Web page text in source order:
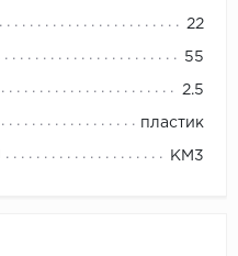
Krono Xonic
LG Decotile
22
55
2.5
пластик
КМ3